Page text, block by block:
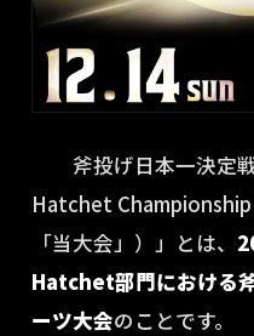
斧投げ日本一決定
Hatchet Championship
「当大会」）」とは、
Hatchet部門における
ーツ大会のことです。